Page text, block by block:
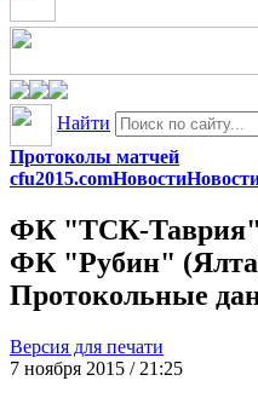
Найти
Протоколы матчей
cfu2015.comНовости
ФК "ТСК-Таврия"
ФК "Рубин"
Протокольные
Версия для печати
7 ноября 2015 / 21:25